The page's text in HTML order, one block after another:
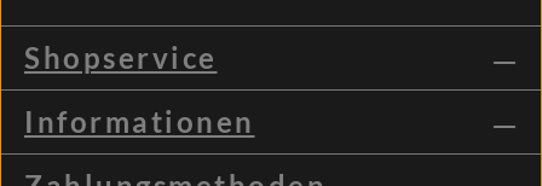
Shopservice
Informationen